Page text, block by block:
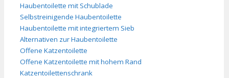
Haubentoilette mit Schublade
Selbstreinigende Haubentoilette
Haubentoilette mit integriertem Sieb
Alternativen zur Haubentoilette
Offene Katzentoilette
Offene Katzentoilette mit hohem Rand
Katzentoilettenschrank